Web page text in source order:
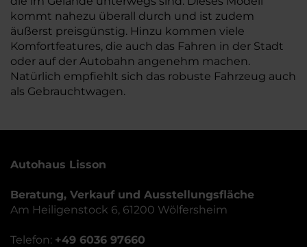
kommt nahezu überall durch und ist zudem
äußerst preisgünstig. Hinzu kommen viele
Komfortfeatures, die auch das Fahren in der Stadt
oder auf der Autobahn angenehm machen.
Natürlich empfiehlt sich das robuste Fahrzeug auch
als Gebrauchtwagen.
Autohaus Lisson
Beratung, Verkauf und Ausstellungsfläche
Am Heiligenstock 6, 61200 Wölfersheim
Telefon: +49 6036 97660